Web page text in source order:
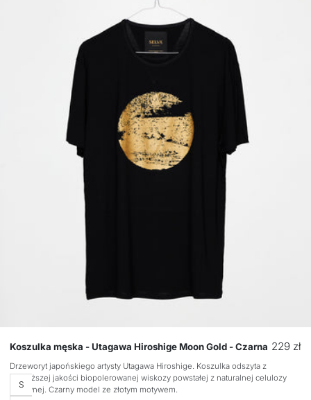
Koszulka męska - Utagawa Hiroshige Moon Gold - Czarna Cena
229 zł
Drzeworyt japońskiego artysty Utagawa Hiroshige. Koszulka odszyta z
najwyższej jakości biopolerowanej wiskozy powstałej z naturalnej celulozy
drzewnej. Czarny model ze złotym motywem.
Rozmiar
S